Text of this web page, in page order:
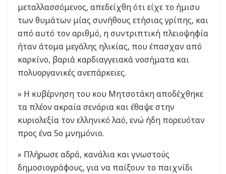
μεταλλασσόμενος, απεδείχθη ότι είχε το ήμισυ
των θυμάτων μίας συνήθους ετήσιας γρίπης, και
από αυτό τον αριθμό, η συντριπτική πλειοψηφία
ήταν άτομα μεγάλης ηλικίας, που έπασχαν από
καρκίνο, βαριά καρδιαγγειακά νοσήματα και
πολυοργανικές ανεπάρκειες.
» Η κυβέρνηση του κου Μητσοτάκη αποδέχθηκε
τα πλέον ακραία σενάρια και έθαψε στην
κυριολεξία τον ελληνικό λαό, ενώ ήδη πορευόταν
προς ένα 5ο μνημόνιο.
» Πλήρωσε αδρά, κανάλια και γνωστούς
δημοσιογράφους, για να παίξουν το παιχνίδι